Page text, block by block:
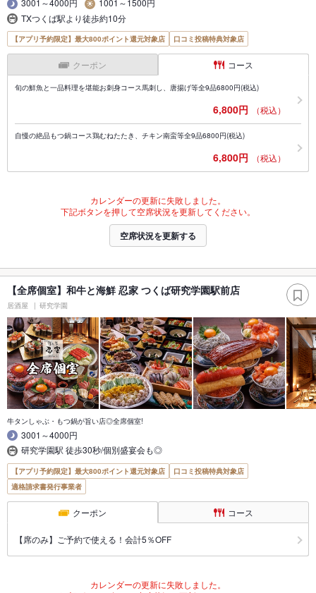
3001～4000円
1001～1500円
TXつくば駅より徒歩約10分
【アプリ予約限定】最大800ポイント還元対象店 口コミ投稿特典対象店
クーポン コース
旬の鮮魚と一品料理を堪能お刺身コース馬刺し、唐揚げ等全9品6800円(税込)
6,800円 （税込）
自慢の絶品もつ鍋コース鶏むねたたき、チキン南蛮等全9品6800円(税込)
6,800円 （税込）
カレンダーの更新に失敗しました。
下記ボタンを押して空席状況を更新してください。
空席状況を更新する
【全席個室】和牛と海鮮 忍家 つくば研究学園駅前店
居酒屋 研究学園
牛タンしゃぶ・もつ鍋が旨い店◎全席個室!
3001～4000円
研究学園駅 徒歩30秒/個別盛宴会も◎
【アプリ予約限定】最大800ポイント還元対象店
口コミ投稿特典対象店
適格請求書発行事業者
クーポン コース
【席のみ】ご予約で使える！会計5％OFF
カレンダーの更新に失敗しました。